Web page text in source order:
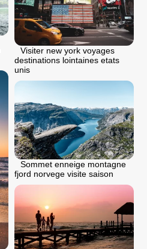
Visiter new york voyages
destinations lointaines etats
unis
Sommet enneige montagne
fjord norvege visite saison